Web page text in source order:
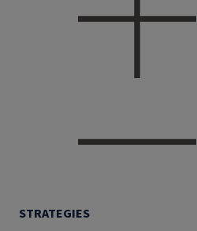
STRATEGIES